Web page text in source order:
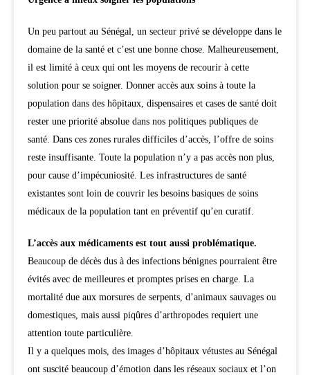
Un peu partout au Sénégal, un secteur privé se développe dans le
domaine de la santé et c’est une bonne chose. Malheureusement,
il est limité à ceux qui ont les moyens de recourir à cette
solution pour se soigner. Donner accès aux soins à toute la
population dans des hôpitaux, dispensaires et cases de santé doit
rester une priorité absolue dans nos politiques publiques de
santé. Dans ces zones rurales difficiles d’accès, l’offre de soins
reste insuffisante. Toute la population n’y a pas accès non plus,
pour cause d’impécuniosité. Les infrastructures de santé
existantes sont loin de couvrir les besoins basiques de soins
médicaux de la population tant en préventif qu’en curatif.
L’accès aux médicaments est tout aussi problématique.
Beaucoup de décès dus à des infections bénignes pourraient être
évités avec de meilleures et promptes prises en charge. La
mortalité due aux morsures de serpents, d’animaux sauvages ou
domestiques, mais aussi piqûres d’arthropodes requiert une
attention toute particulière.
Il y a quelques mois, des images d’hôpitaux vétustes au Sénégal
ont suscité beaucoup d’émotion dans les réseaux sociaux et l’on